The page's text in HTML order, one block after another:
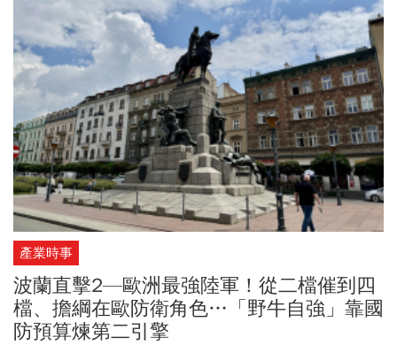
產業時事
波蘭直擊2—歐洲最強陸軍！從二檔催到四
檔、擔綱在歐防衛角色…「野牛自強」靠國
防預算煉第二引擎